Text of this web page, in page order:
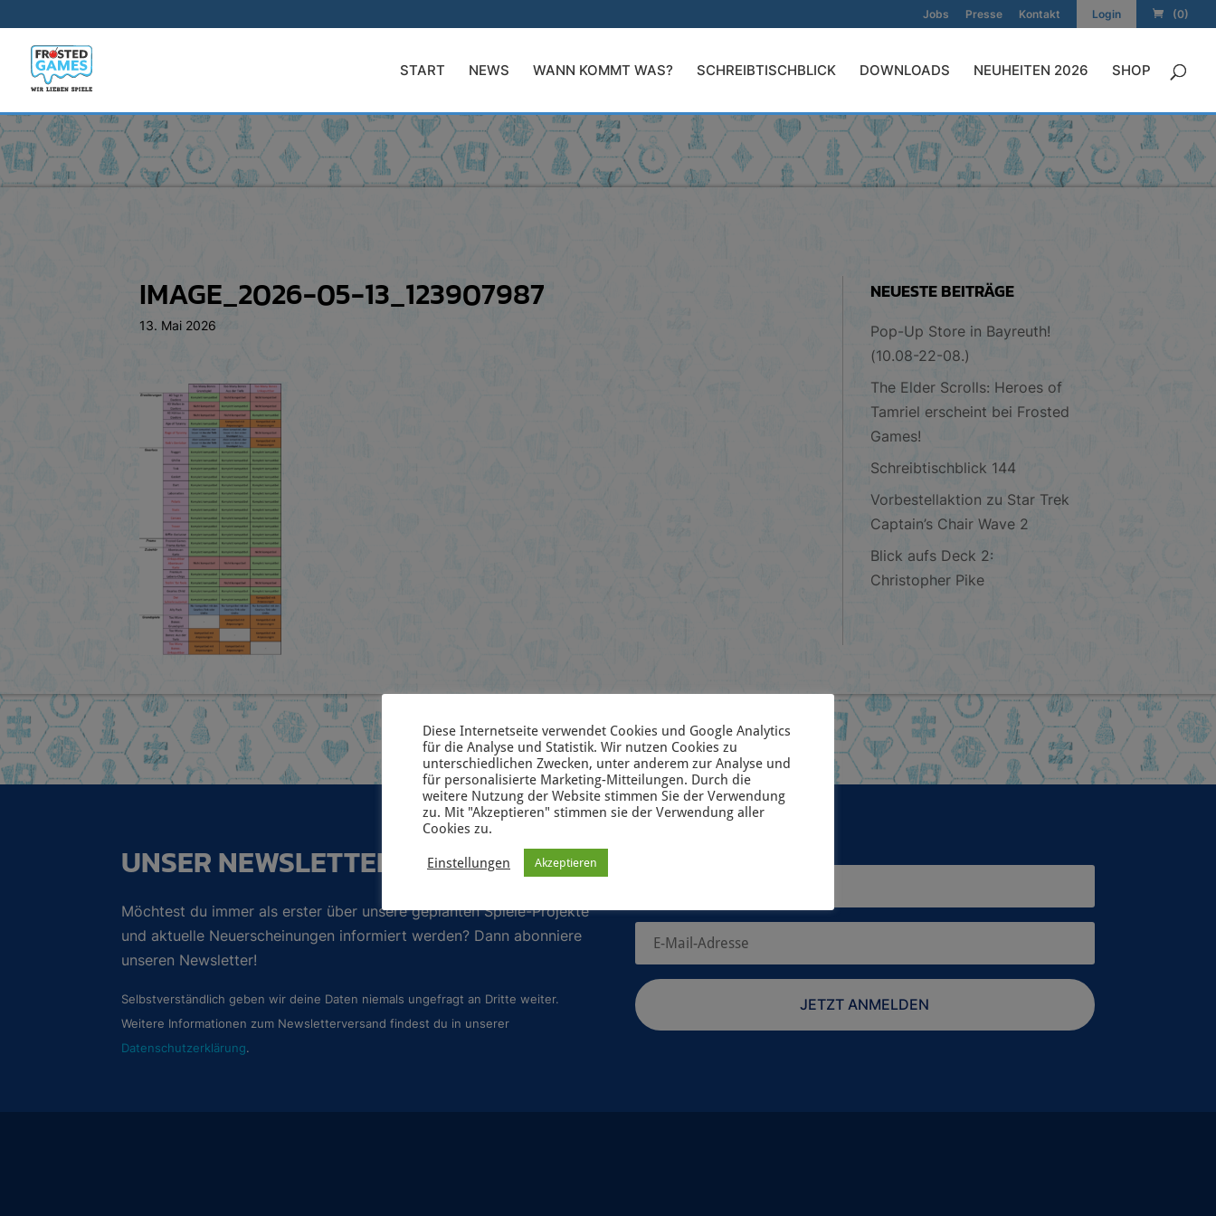
Jobs Presse Kontakt Login (0)
START NEWS WANN KOMMT WAS? SCHREIBTISCHBLICK DOWNLOADS NEUHEITEN 2026 SHOP
IMAGE_2026-05-13_123907987
13. Mai 2026
NEUESTE BEITRÄGE
Pop-Up Store in Bayreuth!
(10.08-22-08.)
The Elder Scrolls: Heroes of
Tamriel erscheint bei Frosted
Games!
Schreibtischblick 144
Vorbestellaktion zu Star Trek
Captain’s Chair Wave 2
Blick aufs Deck 2:
Christopher Pike
UNSER NEWSLETTER
Möchtest du immer als erster über unsere geplanten Spiele-Projekte
und aktuelle Neuerscheinungen informiert werden? Dann abonniere
unseren Newsletter!
Selbstverständlich geben wir deine Daten niemals ungefragt an Dritte weiter.
Weitere Informationen zum Newsletterversand findest du in unserer
Datenschutzerklärung.
JETZT ANMELDEN
Diese Internetseite verwendet Cookies und Google Analytics
für die Analyse und Statistik. Wir nutzen Cookies zu
unterschiedlichen Zwecken, unter anderem zur Analyse und
für personalisierte Marketing-Mitteilungen. Durch die
weitere Nutzung der Website stimmen Sie der Verwendung
zu. Mit "Akzeptieren" stimmen sie der Verwendung aller
Cookies zu.
Einstellungen Akzeptieren